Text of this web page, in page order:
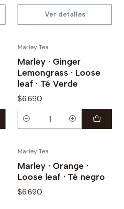
Ver detalles
Marley Tea
Marley · Ginger
Lemongrass · Loose
leaf · Té Verde
$6.690
Cantidad
Marley Tea
Marley · Orange ·
Loose leaf · Té negro
$6.690